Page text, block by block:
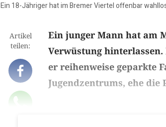
Ein 18-Jähriger hat im Bremer Viertel offenbar
Artikel
teilen:
Ein junger Mann hat am
Verwüstung
er reihenweise geparkte
Jugendzentrums, ehe die